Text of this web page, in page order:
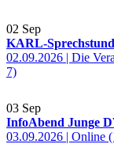
02 Sep
KARL-
02.09.2026 | Die
7)
03 Sep
InfoAbend Junge
03.09.2026 | Online